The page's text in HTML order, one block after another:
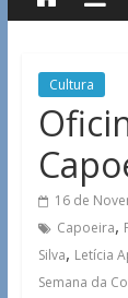
Sul
Notícias
Guaxupé
região.
Cultura
16 de
Capoeira,
Silva, Letícia
Semana da